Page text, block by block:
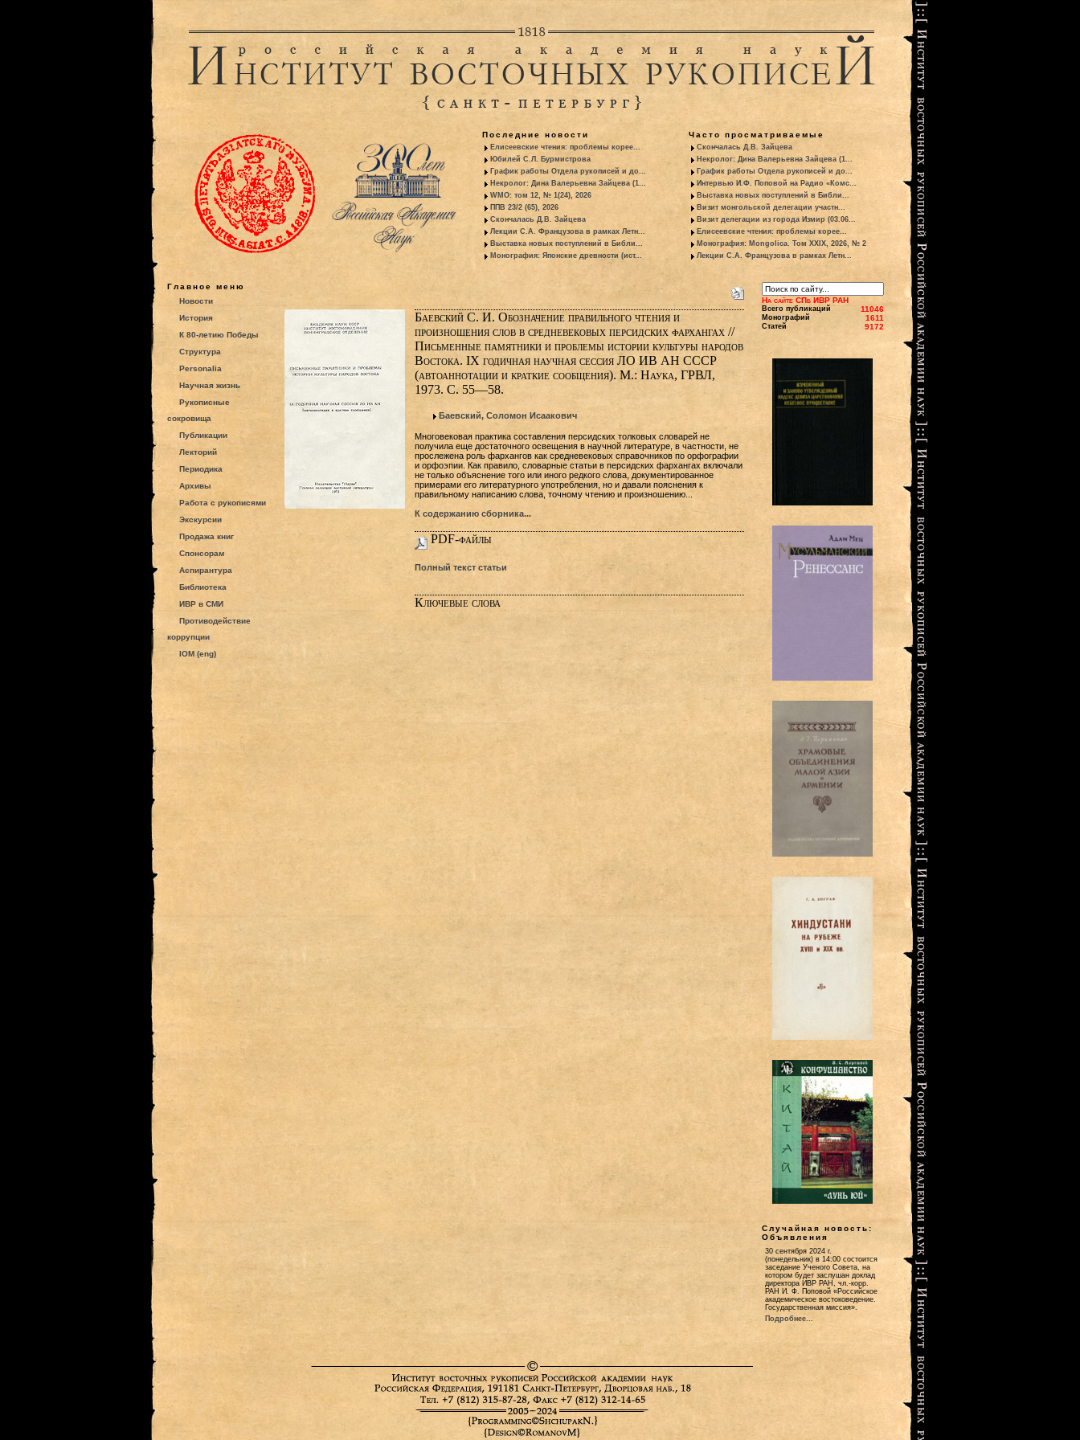
Последние новости
Елисеевские чтения: проблемы корее...
Юбилей С.Л. Бурмистрова
График работы Отдела рукописей и до...
Некролог: Дина Валерьевна Зайцева (1...
WMO: том 12, № 1(24), 2026
ППВ 23/2 (65), 2026
Скончалась Д.В. Зайцева
Лекции С.А. Французова в рамках Летн...
Выставка новых поступлений в Библи...
Монография: Японские древности (ист...
Часто просматриваемые
Скончалась Д.В. Зайцева
Некролог: Дина Валерьевна Зайцева (1...
График работы Отдела рукописей и до...
Интервью И.Ф. Поповой на Радио «Комс...
Выставка новых поступлений в Библи...
Визит монгольской делегации участн...
Визит делегации из города Измир (03.06...
Елисеевские чтения: проблемы корее...
Монография: Mongolica. Том XXIX, 2026, № 2
Лекции С.А. Французова в рамках Летн...
Главное меню
Новости
История
К 80-летию Победы
Структура
Personalia
Научная жизнь
Рукописные
сокровища
Публикации
Лекторий
Периодика
Архивы
Работа с рукописями
Экскурсии
Продажа книг
Спонсорам
Аспирантура
Библиотека
ИВР в СМИ
Противодействие
коррупции
IOM (eng)
Баевский С. И. Обозначение правильного чтения и
произношения слов в средневековых персидских фархангах //
Письменные памятники и проблемы истории культуры народов
Востока. IX годичная научная сессия ЛО ИВ АН СССР
(автоаннотации и краткие сообщения). М.: Наука, ГРВЛ,
1973. С. 55—58.
Баевский, Соломон Исаакович
Многовековая практика составления персидских толковых словарей не
получила еще достаточного освещения в научной литературе, в частности, не
прослежена роль фархангов как средневековых справочников по орфографии
и орфоэпии. Как правило, словарные статьи в персидских фархангах включали
не только объяснение того или иного редкого слова, документированное
примерами его литературного употребления, но и давали пояснения к
правильному написанию слова, точному чтению и произношению...
К содержанию сборника...
PDF-файлы
Полный текст статьи
Ключевые слова
На сайте СПб ИВР РАН
Всего публикаций 11046
Монографий 1611
Статей 9172
Случайная новость:
Объявления
30 сентября 2024 г.
(понедельник) в 14:00 состоится
заседание Ученого Совета, на
котором будет заслушан доклад
директора ИВР РАН, чл.-корр.
РАН И. Ф. Поповой «Российское
академическое востоковедение.
Государственная миссия».
Подробнее...